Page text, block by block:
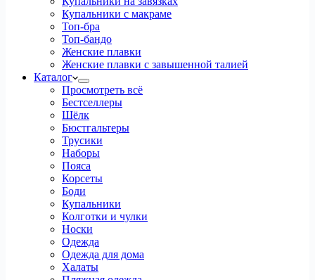
Купальники с макраме
Топ-бра
Топ-бандо
Женские плавки
Женские плавки с завышенной талией
Каталог
Просмотреть всё
Бестселлеры
Шёлк
Бюстгальтеры
Трусики
Наборы
Пояса
Корсеты
Боди
Купальники
Колготки и чулки
Носки
Одежда
Одежда для дома
Халаты